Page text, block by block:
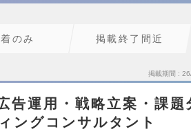
のみ 掲載終了間近
掲載期間
運用・戦略立案・課題
ングコンサルタント